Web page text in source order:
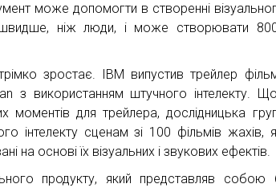
може допомогти в створенні
швидше, ніж люди, і може створювати
зростає. IBM випустив трейлер
з використанням штучного інтелекту.
моментів для трейлера, дослідницька
інтелекту сценам зі 100 фільмів жахів,
на основі їх візуальних і звукових ефектів.
продукту, який представляв собою